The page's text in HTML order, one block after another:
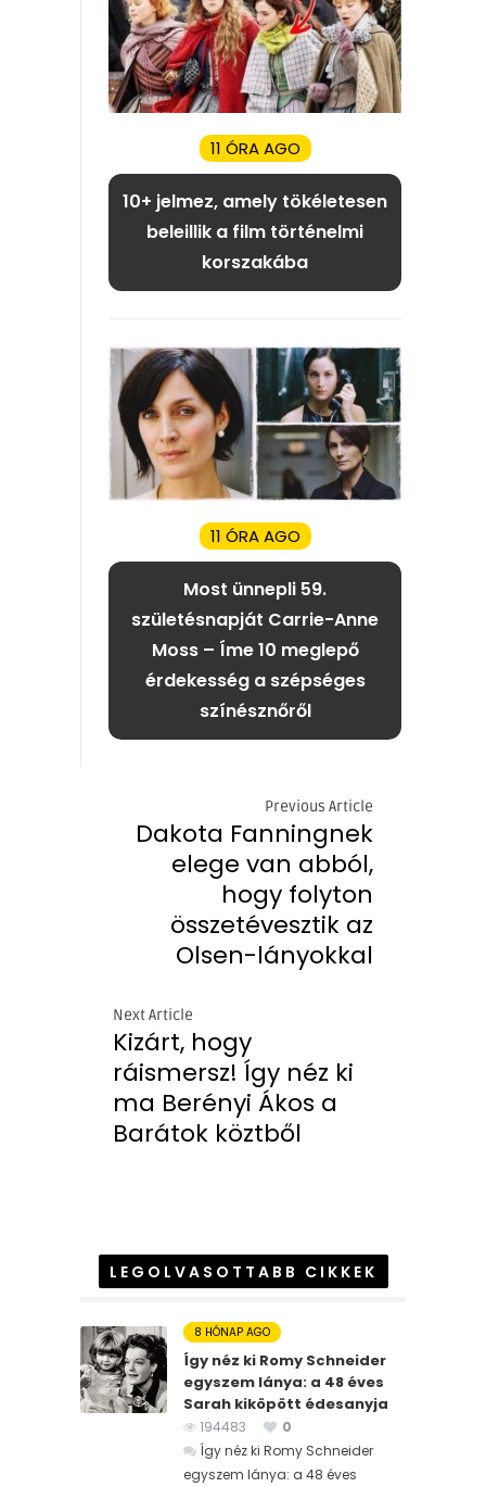
11 ÓRA AGO
10+ jelmez, amely tökéletesen
beleillik a film történelmi
korszakába
11 ÓRA AGO
Most ünnepli 59.
születésnapját Carrie-Anne
Moss – Íme 10 meglepő
érdekesség a szépséges
színésznőről
Previous Article
Dakota Fanningnek
elege van abból,
hogy folyton
összetévesztik az
Olsen-lányokkal
Next Article
Kizárt, hogy
ráismersz! Így néz ki
ma Berényi Ákos a
Barátok köztből
LEGOLVASOTTABB CIKKEK
8 HÓNAP AGO
Így néz ki Romy Schneider
egyszem lánya: a 48 éves
Sarah kiköpött édesanyja
194483
0
Így néz ki Romy Schneider
egyszem lánya: a 48 éves